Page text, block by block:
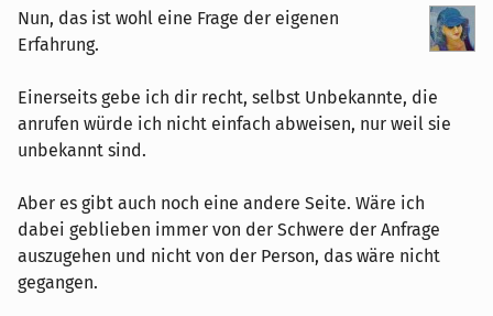
Nun, das ist wohl eine Frage der eigenen
Erfahrung.
Einerseits gebe ich dir recht, selbst Unbekannte, die
anrufen würde ich nicht einfach abweisen, nur weil sie
unbekannt sind.
Aber es gibt auch noch eine andere Seite. Wäre ich
dabei geblieben immer von der Schwere der Anfrage
auszugehen und nicht von der Person, das wäre nicht
gegangen.